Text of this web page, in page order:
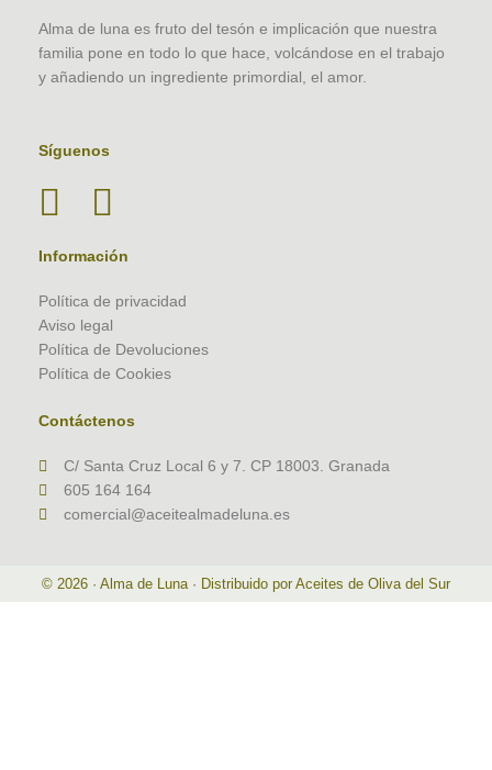
Alma de luna es fruto del tesón e implicación que nuestra
familia pone en todo lo que hace, volcándose en el trabajo
y añadiendo un ingrediente primordial, el amor.
Síguenos
Información
Política de privacidad
Aviso legal
Política de Devoluciones
Política de Cookies
Contáctenos
C/ Santa Cruz Local 6 y 7. CP 18003. Granada
605 164 164
comercial@aceitealmadeluna.es
© 2026 · Alma de Luna · Distribuido por Aceites de Oliva del Sur